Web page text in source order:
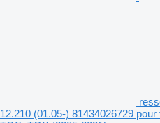
12.210 (01.05-) 81434026729